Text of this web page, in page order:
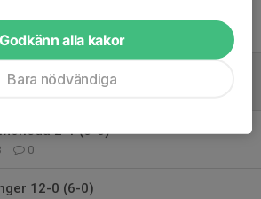
0
3-5 (1-2)
2-1 (0-0)
0
12-0 (6-0)
Godkänn alla kakor
Bara nödvändiga